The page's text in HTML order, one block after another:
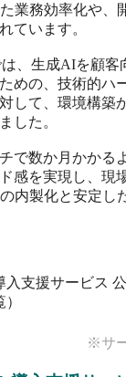
業務効率化や、
ています。
は、生成AIを顧客
めの、技術的ハ
して、環境構築
した。
で数か月かかる
感を実現し、現
内製化と安定し
入支援サービス
※サ